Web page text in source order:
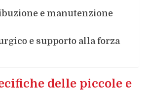
e manutenzione
e supporto alla forza
delle piccole e